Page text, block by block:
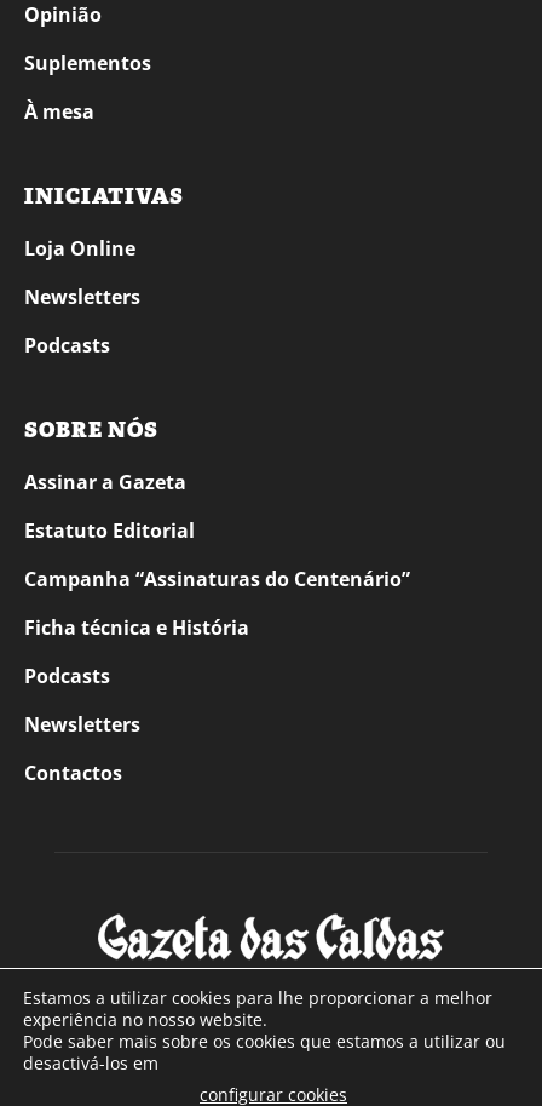
Opinião
Suplementos
À mesa
INICIATIVAS
Loja Online
Newsletters
Podcasts
SOBRE NÓS
Assinar a Gazeta
Estatuto Editorial
Campanha “Assinaturas do Centenário”
Ficha técnica e História
Podcasts
Newsletters
Contactos
SOBRE NÓS
Com sede nas Caldas da Rainha e mais de 90 anos de
Estamos a utilizar cookies para lhe proporcionar a melhor
experiência no nosso website.
Pode saber mais sobre os cookies que estamos a utilizar ou
desactivá-los em
configurar cookies